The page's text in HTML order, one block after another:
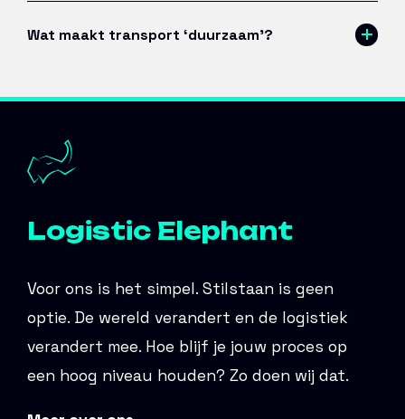
Wat maakt transport ‘duurzaam’?
Logistic Elephant
Voor ons is het simpel. Stilstaan is geen
optie. De wereld verandert en de logistiek
verandert mee. Hoe blijf je jouw proces op
een hoog niveau houden? Zo doen wij dat.